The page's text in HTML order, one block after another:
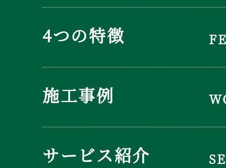
4つの特徴
施工事例
サービス紹介